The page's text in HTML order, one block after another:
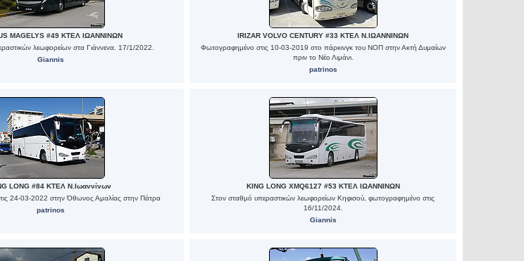
MAGELYS #49 ΚΤΕΛ ΙΩΑΝΝΙΝΩΝ
λεωφορείων στα Γιάννενα. 17/1/2022.
Giannis
IRIZAR VOLVO CENTURY #33 ΚΤΕΛ Ν.ΙΩΑΝΝΙΝΩΝ
Φωτογραφημένο στις 10-03-2019 στο πάρκινγκ του ΝΟΠ στην Ακτή Δυμαίων
πριν το Νέο Λιμάνι.
patrinos
LONG #84 ΚΤΕΛ Ν.Ιωαννίνων
24-03-2022 στην Όθωνος Αμαλίας στην Πάτρα
patrinos
KING LONG XMQ6127 #53 ΚΤΕΛ ΙΩΑΝΝΙΝΩΝ
Στον σταθμό υπεραστικών λεωφορείων Κηφισού, φωτογραφημένο στις
16/11/2024.
Giannis